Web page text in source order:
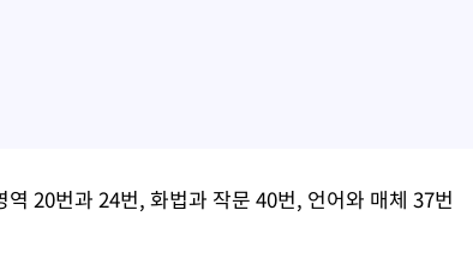
20번과 24번, 화법과 작문 40번, 언어와 매체 37번